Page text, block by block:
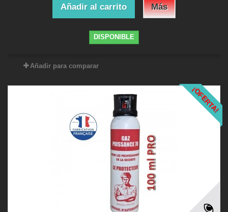
Añadir al carrito Más
DISPONIBLE
Añadir para comparar
¡OFERTA!